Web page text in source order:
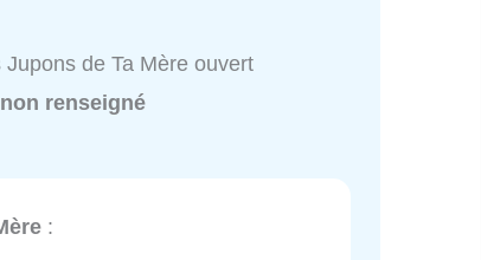
Jupons de Ta Mère ouvert
non renseigné
: